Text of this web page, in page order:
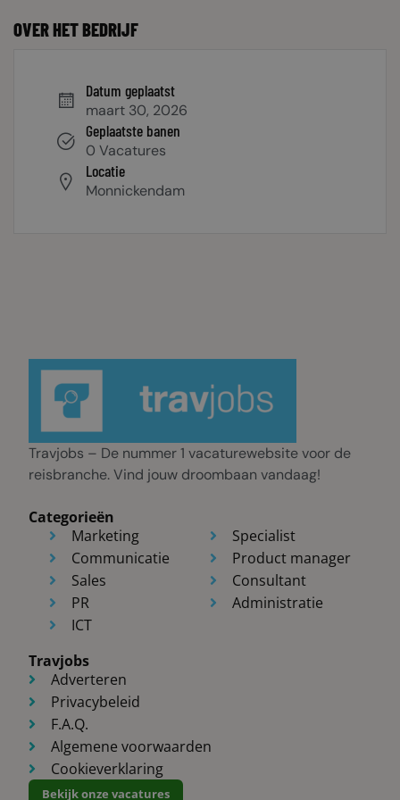
OVER HET BEDRIJF
Datum geplaatst
maart 30, 2026
Geplaatste banen
0 Vacatures
Locatie
Monnickendam
Travjobs – De nummer 1 vacaturewebsite voor de
reisbranche. Vind jouw droombaan vandaag!
Categorieën
Marketing
Communicatie
Sales
PR
ICT
Specialist
Product manager
Consultant
Administratie
Travjobs
Adverteren
Privacybeleid
F.A.Q.
Algemene voorwaarden
Cookieverklaring
Bekijk onze vacatures